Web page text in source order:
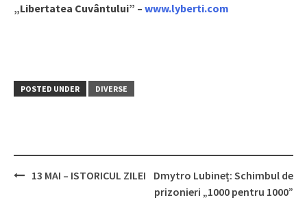
„Libertatea Cuvântului” – www.lyberti.com
POSTED UNDER DIVERSE
13 MAI – ISTORICUL ZILEI
Dmytro Lubineț: Schimbul de
prizonieri „1000 pentru 1000”